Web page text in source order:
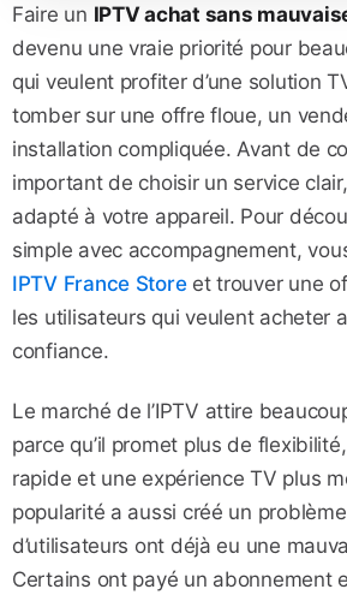
Faire un IPTV achat sans
devenu une vraie priorité pour
qui veulent profiter d’une solution
tomber sur une offre floue, un
installation compliquée. Avant de
important de choisir un service
adapté à votre appareil. Pour
simple avec accompagnement,
IPTV France Storeet trouver une
les utilisateurs qui veulent acheter
confiance.
Le marché de l’IPTV attire
parce qu’il promet plus de
rapide et une expérience TV plus
popularité a aussi créé un
d’utilisateurs ont déjà eu une
Certains ont payé un abonnement